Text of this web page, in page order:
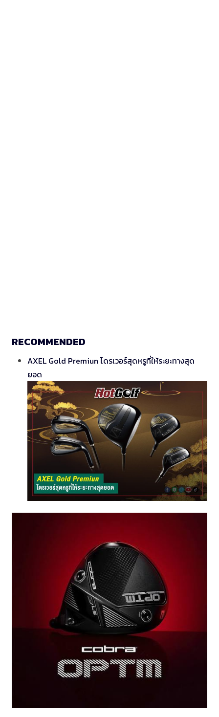
RECOMMENDED
AXEL Gold Premiun ไดรเวอร์สุดหรูที่ให้ระยะทางสุด
ยอด